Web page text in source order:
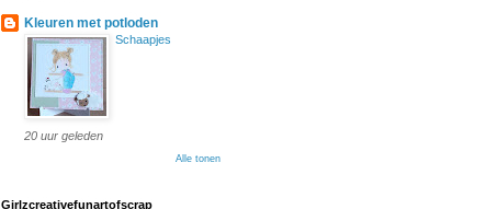
Kleuren met potloden
Schaapjes
20 uur geleden
Alle tonen
Girlzcreativefunartofscrap